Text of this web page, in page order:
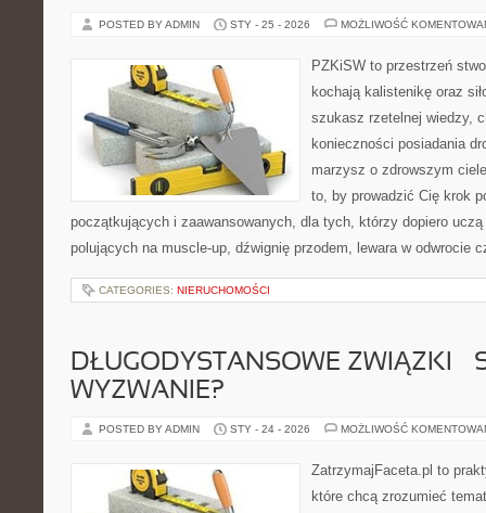
POSTED BY ADMIN STY - 25 - 2026 MOŻLIWOŚĆ
PZKiSW to przestrzeń
kochają kalistenikę oraz
szukasz rzetelnej wiedzy,
konieczności posiadania
marzysz o zdrowszym
to, by prowadzić Cię krok
początkujących i zaawansowanych, dla tych, którzy dopiero
polujących na muscle-up, dźwignię przodem, lewara w odwrocie
CATEGORIES: NIERUCHOMOŚCI
DŁUGODYSTANSOWE ZWIĄZKI –
WYZWANIE?
POSTED BY ADMIN STY - 24 - 2026 MOŻLIWOŚĆ
ZatrzymajFaceta.pl to
które chcą zrozumieć